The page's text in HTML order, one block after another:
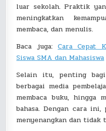
luar sekolah. Praktik
meningkatkan
membaca, dan menulis.
Baca juga: Cara Cepat
Siswa SMA dan Mahasiswa
Selain itu, penting bagi
berbagai media
membaca buku, hingga
bahasa. Dengan cara
menyenangkan dan tidak